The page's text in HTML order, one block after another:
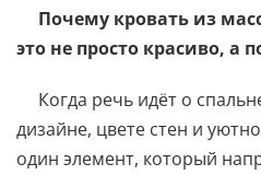
Почему кровать из
это не просто красиво, а
Когда речь идёт о
дизайне, цвете стен и
один элемент, который